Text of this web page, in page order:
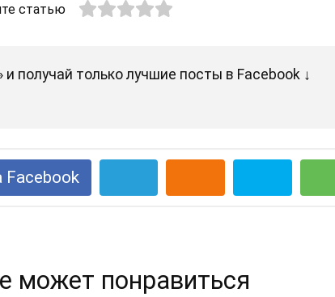
статью
получай только лучшие посты в Facebook ↓
Facebook
может понравиться